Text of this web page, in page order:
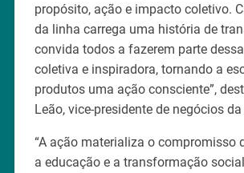
propósito, ação e impacto coletivo.
da linha carrega uma história de
convida todos a fazerem parte
coletiva e inspiradora, tornando a
produtos uma ação consciente”,
Leão, vice-presidente de negócios
“A ação materializa o compromisso
a educação e a transformação